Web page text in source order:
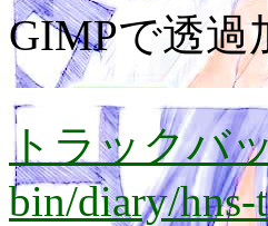
GIMPで透
トラックバ
bin/diary/